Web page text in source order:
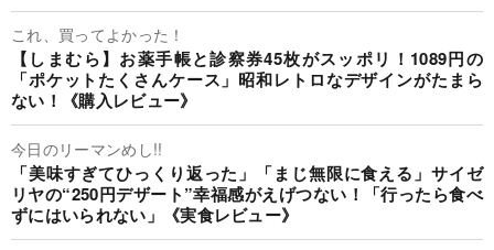
これ、買ってよかった！
【しまむら】お薬手帳と診察券45枚がスッポリ！1089円の
「ポケットたくさんケース」昭和レトロなデザインがたまら
ない！《購入レビュー》
今日のリーマンめし!!
「美味すぎてひっくり返った」「まじ無限に食える」サイゼ
リヤの“250円デザート”幸福感がえげつない！「行ったら食べ
ずにはいられない」《実食レビュー》